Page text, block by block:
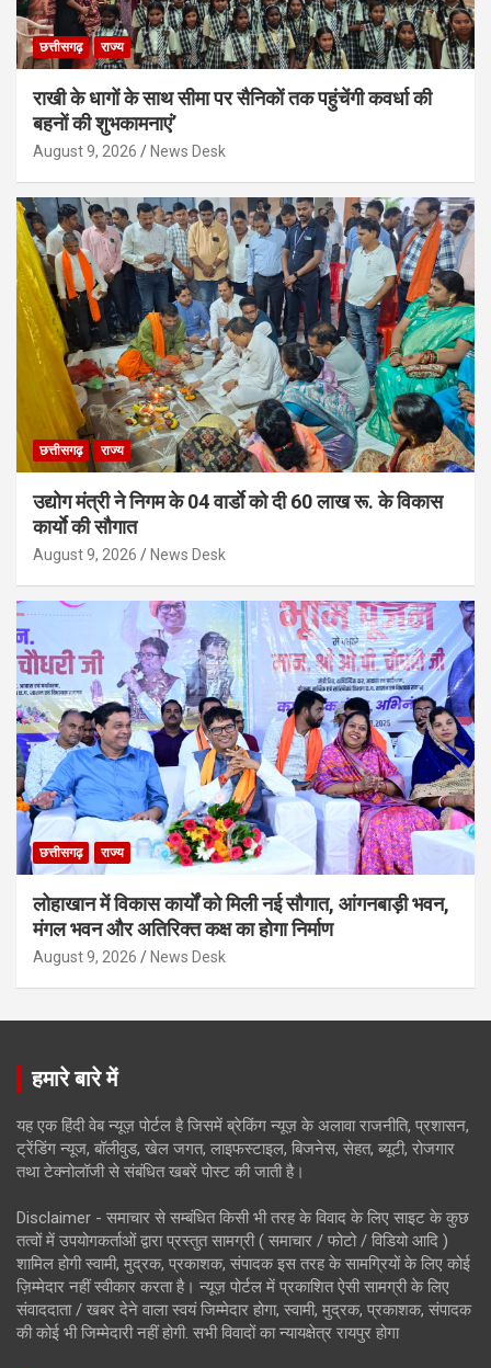
छत्तीसगढ़ राज्य
राखी के धागों के साथ सीमा पर सैनिकों तक पहुंचेंगी कवर्धा की
बहनों की शुभकामनाएं’
August 9, 2026 News Desk
छत्तीसगढ़ राज्य
उद्योग मंत्री ने निगम के 04 वार्डाे को दी 60 लाख रू. के विकास
कार्याे की सौगात
August 9, 2026 News Desk
छत्तीसगढ़ राज्य
लोहाखान में विकास कार्यों को मिली नई सौगात, आंगनबाड़ी भवन,
मंगल भवन और अतिरिक्त कक्ष का होगा निर्माण
August 9, 2026 News Desk
हमारे बारे में
यह एक हिंदी वेब न्यूज़ पोर्टल है जिसमें ब्रेकिंग न्यूज़ के अलावा राजनीति, प्रशासन,
ट्रेंडिंग न्यूज, बॉलीवुड, खेल जगत, लाइफस्टाइल, बिजनेस, सेहत, ब्यूटी, रोजगार
तथा टेक्नोलॉजी से संबंधित खबरें पोस्ट की जाती है।
Disclaimer - समाचार से सम्बंधित किसी भी तरह के विवाद के लिए साइट के कुछ
तत्वों में उपयोगकर्ताओं द्वारा प्रस्तुत सामग्री ( समाचार / फोटो / विडियो आदि )
शामिल होगी स्वामी, मुद्रक, प्रकाशक, संपादक इस तरह के सामग्रियों के लिए कोई
ज़िम्मेदार नहीं स्वीकार करता है। न्यूज़ पोर्टल में प्रकाशित ऐसी सामग्री के लिए
संवाददाता / खबर देने वाला स्वयं जिम्मेदार होगा, स्वामी, मुद्रक, प्रकाशक, संपादक
की कोई भी जिम्मेदारी नहीं होगी. सभी विवादों का न्यायक्षेत्र रायपुर होगा